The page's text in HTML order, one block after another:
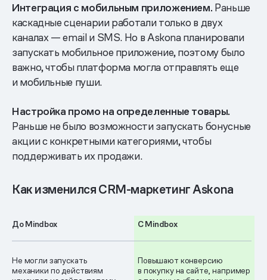
Интеграция с мобильным приложением. Раньше
каскадные сценарии работали только в двух
каналах — email и SMS. Но в Askona планировали
запускать мобильное приложение, поэтому было
важно, чтобы платформа могла отправлять еще
и мобильные пуши.
Настройка промо на определенные товары.
Раньше не было возможности запускать бонусные
акции с конкретными категориями, чтобы
поддерживать их продажи.
Как изменился CRM-маркетинг Askona
До Mindbox С Mindbox
Не могли запускать
механики по действиям
Повышают конверсию
в покупку на сайте, например